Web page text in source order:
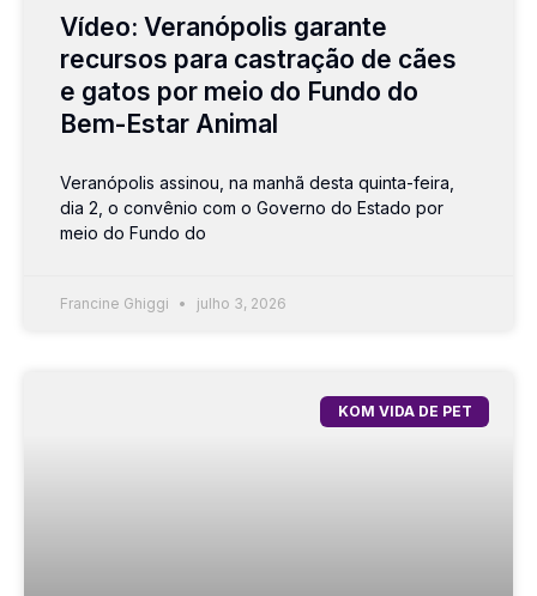
Vídeo: Veranópolis garante
recursos para castração de cães
e gatos por meio do Fundo do
Bem-Estar Animal
Veranópolis assinou, na manhã desta quinta-feira,
dia 2, o convênio com o Governo do Estado por
meio do Fundo do
Francine Ghiggi julho 3, 2026
KOM VIDA DE PET